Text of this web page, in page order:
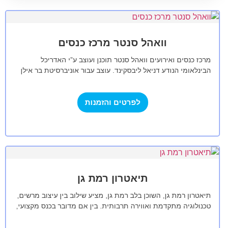
וואהל סנטר מרכז כנסים
מרכז כנסים ואירועים וואהל סנטר תוכנן ועוצב ע”י האדריכל
הבינלאומי הנודע דניאל ליבסקינד. עוצב עבור אוניברסיטת בר אילן
לפרטים והזמנות
תיאטרון רמת גן
תיאטרון רמת גן, השוכן בלב רמת גן, מציע שילוב בין עיצוב מרשים,
טכנולוגיה מתקדמת ואווירה תרבותית. בין אם מדובר בכנס מקצועי,